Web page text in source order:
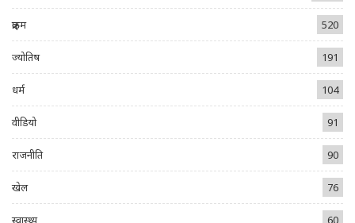
क्राइम 520
ज्योतिष 191
धर्म 104
वीडियो 91
राजनीति 90
खेल 76
स्वास्थ्य 60